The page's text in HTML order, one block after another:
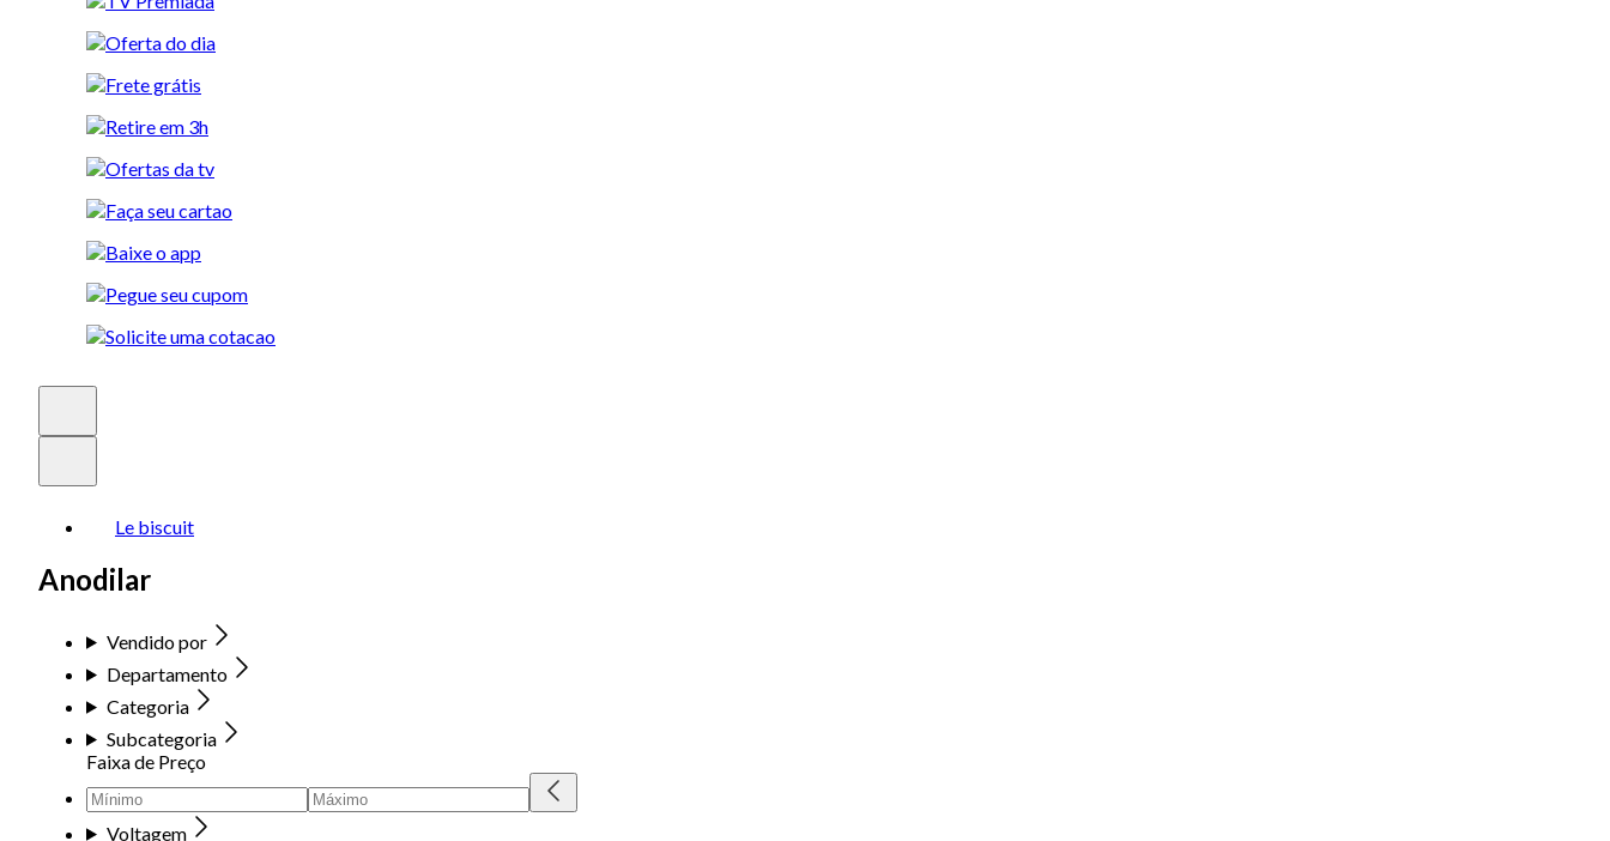
Le biscuit
Anodilar
Vendido por
Departamento
Categoria
Subcategoria
Faixa de Preço
Voltagem